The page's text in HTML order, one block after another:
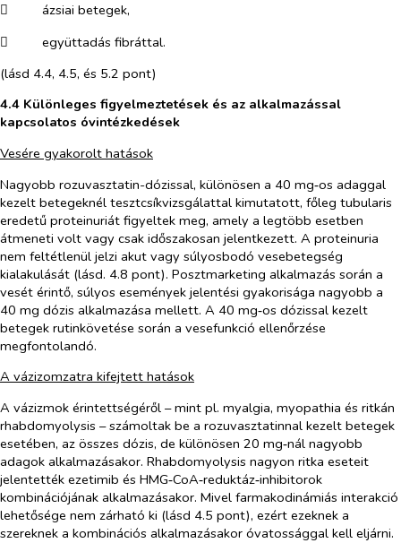
​
ázsiai betegek,
​
együttadás fibráttal.
(lásd 4.4, 4.5, és 5.2 pont)
4.4 Különleges figyelmeztetések és az alkalmazással
kapcsolatos óvintézkedések
Vesére gyakorolt hatások
Nagyobb rozuvasztatin-dózissal, különösen a 40 mg‑os adaggal
kezelt betegeknél tesztcsíkvizsgálattal kimutatott, főleg tubularis
eredetű proteinuriát figyeltek meg, amely a legtöbb esetben
átmeneti volt vagy csak időszakosan jelentkezett. A proteinuria
nem feltétlenül jelzi akut vagy súlyosbodó vesebetegség
kialakulását (lásd. 4.8 pont). Posztmarketing alkalmazás során a
vesét érintő, súlyos események jelentési gyakorisága nagyobb a
40 mg dózis alkalmazása mellett. A 40 mg‑os dózissal kezelt
betegek rutinkövetése során a vesefunkció ellenőrzése
megfontolandó.
A vázizomzatra kifejtett hatások
A vázizmok érintettségéről – mint pl. myalgia, myopathia és ritkán
rhabdomyolysis – számoltak be a rozuvasztatinnal kezelt betegek
esetében, az összes dózis, de különösen 20 mg‑nál nagyobb
adagok alkalmazásakor. Rhabdomyolysis nagyon ritka eseteit
jelentették ezetimib és HMG‑CoA‑reduktáz‑inhibitorok
kombinációjának alkalmazásakor. Mivel farmakodinámiás interakció
lehetősége nem zárható ki (lásd 4.5 pont), ezért ezeknek a
szereknek a kombinációs alkalmazásakor óvatossággal kell eljárni.